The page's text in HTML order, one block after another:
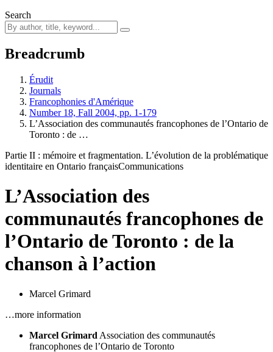
Search
Breadcrumb
Érudit
Journals
Francophonies d'Amérique
Number 18, Fall 2004, pp. 1-179
L’Association des communautés francophones de l’Ontario de
Toronto : de …
Partie II : mémoire et fragmentation. L’évolution de la problématique
identitaire en Ontario françaisCommunications
L’Association des
communautés francophones de
l’Ontario de Toronto : de la
chanson à l’action
Marcel Grimard
…more information
Marcel Grimard Association des communautés
francophones de l’Ontario de Toronto